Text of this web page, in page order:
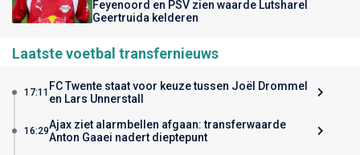
Feyenoord en PSV zien waarde Lutsharel
Geertruida kelderen
Laatste voetbal transfernieuws
17:11 FC Twente staat voor keuze tussen Joël Drommel
en Lars Unnerstall
16:29Ajax ziet alarmbellen afgaan: transferwaarde
Anton Gaaei nadert dieptepunt